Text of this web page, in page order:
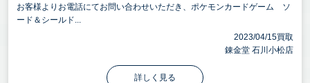
お客様よりお電話にてお問い合わせいただき、ポケモンカードゲーム ソ
ード＆シールド...
2023/04/15買取
錬金堂 石川小松店
詳しく見る